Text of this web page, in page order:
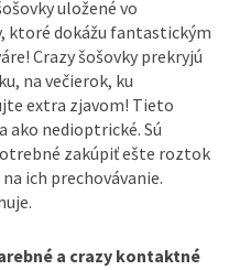
uložené vo
ktoré dokážu fantastickým
Crazy šošovky prekryjú
na večierok, ku
extra zjavom! Tieto
ako nedioptrické. Sú
zakúpiť ešte roztok
ich prechovávanie.
a crazy kontaktné